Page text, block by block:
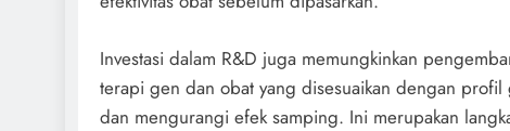
Investasi dalam R&D juga memungkinkan
terapi gen dan obat yang disesuaikan dengan
dan mengurangi efek samping. Ini merupakan